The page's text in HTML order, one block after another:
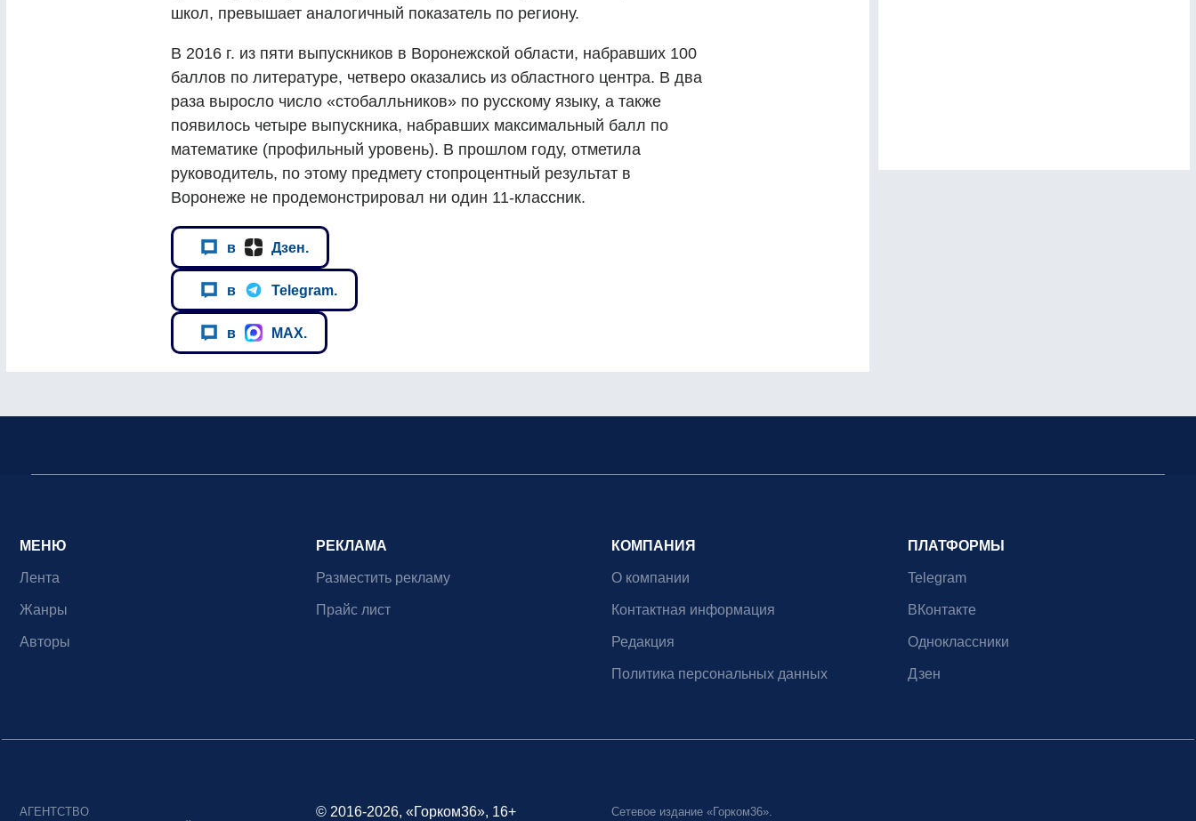
школ, превышает аналогичный показатель по региону.
В 2016 г. из пяти выпускников в Воронежской области, набравших 100
баллов по литературе, четверо оказались из областного центра. В два
раза выросло число «стобалльников» по русскому языку, а также
появилось четыре выпускника, набравших максимальный балл по
математике (профильный уровень). В прошлом году, отметила
руководитель, по этому предмету стопроцентный результат в
Воронеже не продемонстрировал ни один 11-классник.
в Дзен.
в Telegram.
в MAX.
МЕНЮ
Лента
Жанры
Авторы
РЕКЛАМА
Разместить рекламу
Прайс лист
КОМПАНИЯ
О компании
Контактная информация
Редакция
Политика персональных данных
ПЛАТФОРМЫ
Telegram
ВКонтакте
Одноклассники
Дзен
АГЕНТСТВО © 2016-2026, «Горком36», 16+ Сетевое издание «Горком36».